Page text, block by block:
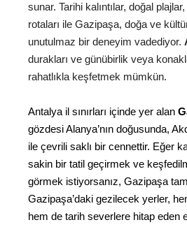
sunar. Tarihi kalıntılar, doğal
rotaları ile Gazipaşa, doğa ve
unutulmaz bir deneyim vadediyor.
durakları ve günübirlik veya
rahatlıkla keşfetmek mümkün.
Antalya il sınırları içinde yer alan
gözdesi Alanya’nın doğusunda,
ile çevrili saklı bir cennettir. Eğer
sakin bir tatil geçirmek ve
görmek istiyorsanız, Gazipaşa
Gazipaşa’daki gezilecek yerler,
hem de tarih severlere hitap eden